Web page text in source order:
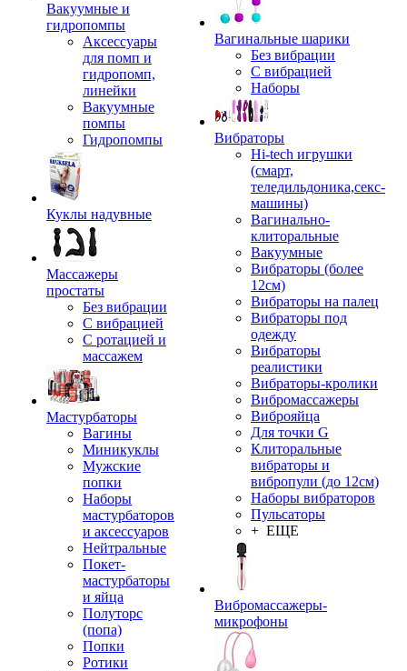
Вакуумные и
гидропомпы
Аксессуары
для помп и
гидропомп,
линейки
Вакуумные
помпы
Гидропомпы
Куклы надувные
Массажеры
простаты
Без вибрации
С вибрацией
С ротацией и
массажем
Мастурбаторы
Вагины
Миникуклы
Мужские
попки
Наборы
мастурбаторов
и аксессуаров
Нейтральные
Покет-
мастурбаторы
и яйца
Полуторс
(попа)
Попки
Ротики
Вагинальные шарики
Без вибрации
С вибрацией
Наборы
Вибраторы
Hi-tech игрушки
(смарт,
теледильдоника,секс-
машины)
Вагинально-
клиторальные
Вакуумные
Вибраторы (более
12см)
Вибраторы на палец
Вибраторы под
одежду
Вибраторы
реалистики
Вибраторы-кролики
Вибромассажеры
Виброяйца
Для точки G
Клиторальные
вибраторы и
вибропули (до 12см)
Наборы вибраторов
Пульсаторы
+ ЕЩЕ
Вибромассажеры-
микрофоны